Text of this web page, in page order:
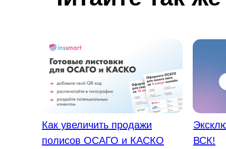
Как увеличить продажи
полисов ОСАГО и КАСКО
ВСК!